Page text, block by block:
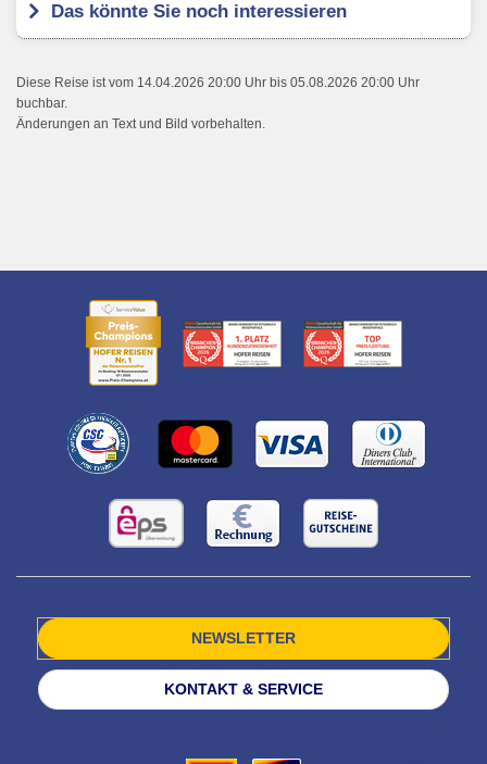
Das könnte Sie noch interessieren
Diese Reise ist vom 14.04.2026 20:00 Uhr bis 05.08.2026 20:00 Uhr
buchbar.
Änderungen an Text und Bild vorbehalten.
NEWSLETTER
KONTAKT & SERVICE